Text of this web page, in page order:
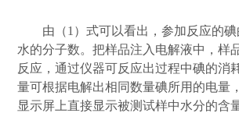
由（1 ）式可以看出，参加反应的
水的分子数。把样品注入电解液中，样
反应，通过仪器可反应出过程中碘的消
量可根据电解出相同数量碘所用的电量
显示屏上直接显示被测试样中水分的含